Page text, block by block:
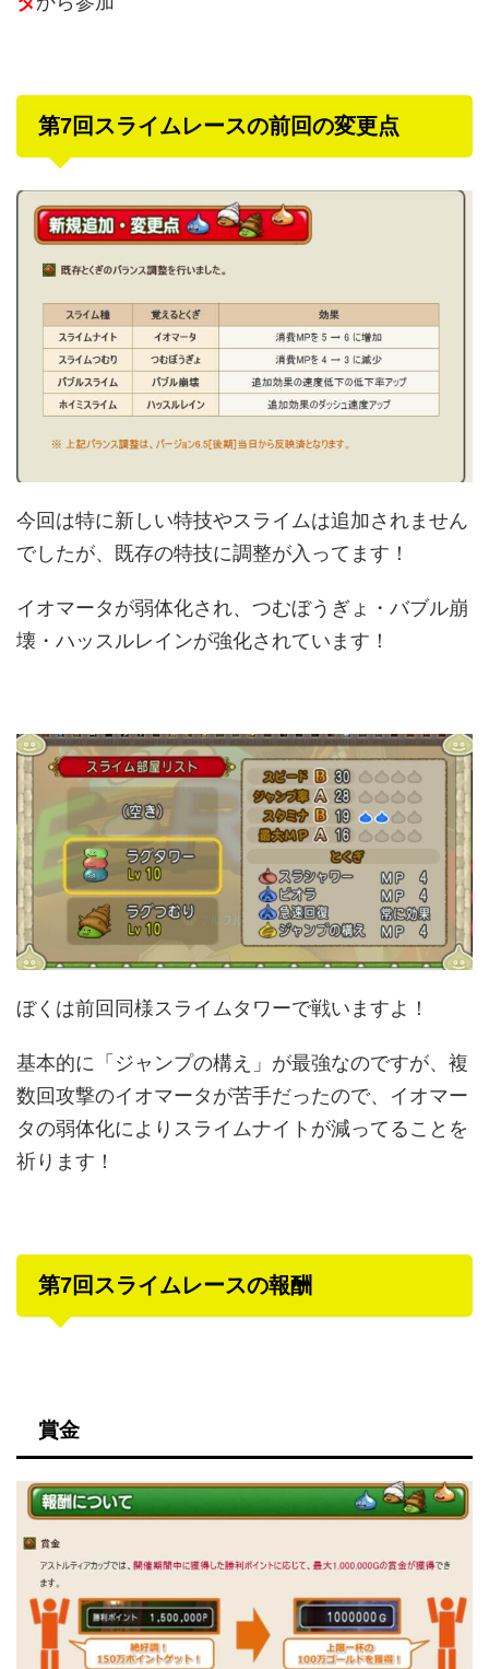
第7回スライムレースの前回の変更点
今回は特に新しい特技やスライムは追加されません
でしたが、既存の特技に調整が入ってます！
イオマータが弱体化され、つむぼうぎょ・バブル崩
壊・ハッスルレインが強化されています！
ぼくは前回同様スライムタワーで戦いますよ！
基本的に「ジャンプの構え」が最強なのですが、複
数回攻撃のイオマータが苦手だったので、イオマー
タの弱体化によりスライムナイトが減ってることを
祈ります！
第7回スライムレースの報酬
賞金